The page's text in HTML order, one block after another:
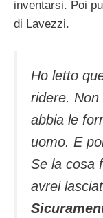
inventarsi. Poi
di Lavezzi.
Ho letto
ridere. Non
abbia le
uomo. E
Se la cosa
avrei